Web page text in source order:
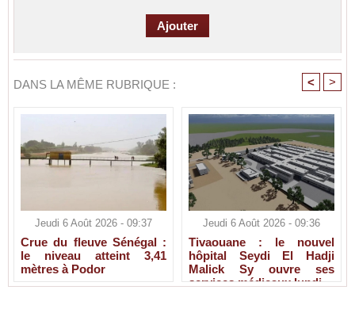
DANS LA MÊME RUBRIQUE : < >
Jeudi 6 Août 2026 - 09:37
Crue du fleuve Sénégal :
le niveau atteint 3,41
mètres à Podor
Jeudi 6 Août 2026 - 09:36
Tivaouane : le nouvel
hôpital Seydi El Hadji
Malick Sy ouvre ses
services médicaux lundi